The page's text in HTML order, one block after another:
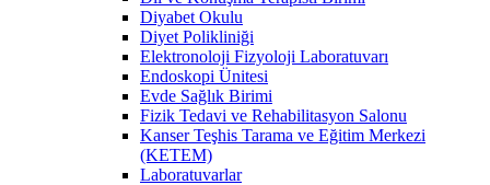
Diyabet Okulu
Diyet Polikliniği
Elektronoloji Fizyoloji Laboratuvarı
Endoskopi Ünitesi
Evde Sağlık Birimi
Fizik Tedavi ve Rehabilitasyon Salonu
Kanser Teşhis Tarama ve Eğitim Merkezi
(KETEM)
Laboratuvarlar